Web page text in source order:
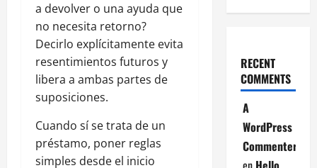
a devolver o una ayuda que
no necesita retorno?
Decirlo explícitamente evita
resentimientos futuros y
libera a ambas partes de
suposiciones.
Cuando sí se trata de un
préstamo, poner reglas
simples desde el inicio
RECENT
COMMENTS
A
WordPress
Commenter